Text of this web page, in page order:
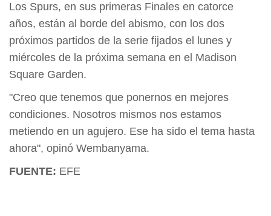
Los Spurs, en sus primeras Finales en catorce
años, están al borde del abismo, con los dos
próximos partidos de la serie fijados el lunes y
miércoles de la próxima semana en el Madison
Square Garden.
"Creo que tenemos que ponernos en mejores
condiciones. Nosotros mismos nos estamos
metiendo en un agujero. Ese ha sido el tema hasta
ahora", opinó Wembanyama.
FUENTE: EFE